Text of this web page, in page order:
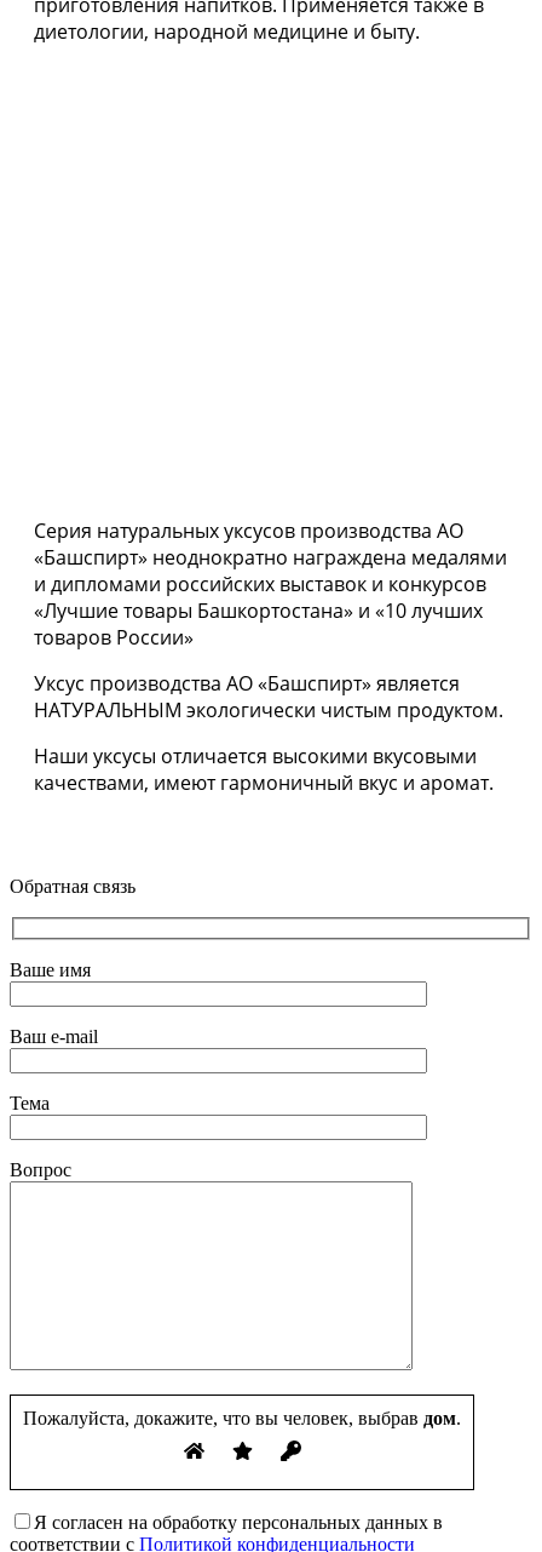
диетологии, народной медицине и быту.
Серия натуральных уксусов производства АО
«Башспирт» неоднократно награждена медалями
и дипломами российских выставок и конкурсов
«Лучшие товары Башкортостана» и «10 лучших
товаров России»
Уксус производства АО «Башспирт» является
НАТУРАЛЬНЫМ экологически чистым продуктом.
Наши уксусы отличается высокими вкусовыми
качествами, имеют гармоничный вкус и аромат.
Обратная связь
Ваше имя
Ваш e-mail
Тема
Вопрос
Пожалуйста, докажите, что вы человек, выбрав дом.
Я согласен на обработку персональных данных в
соответствии с Политикой конфиденциальности